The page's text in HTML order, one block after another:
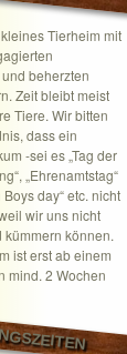
Tierheim mit
beherzten
Zeit bleibt meist
Tiere. Wir bitten
dass ein
-sei es „Tag der
„Ehrenamtstag“
Boys day“ etc. nicht
wir uns nicht
können.
ist erst ab einem
mind. 2 Wochen